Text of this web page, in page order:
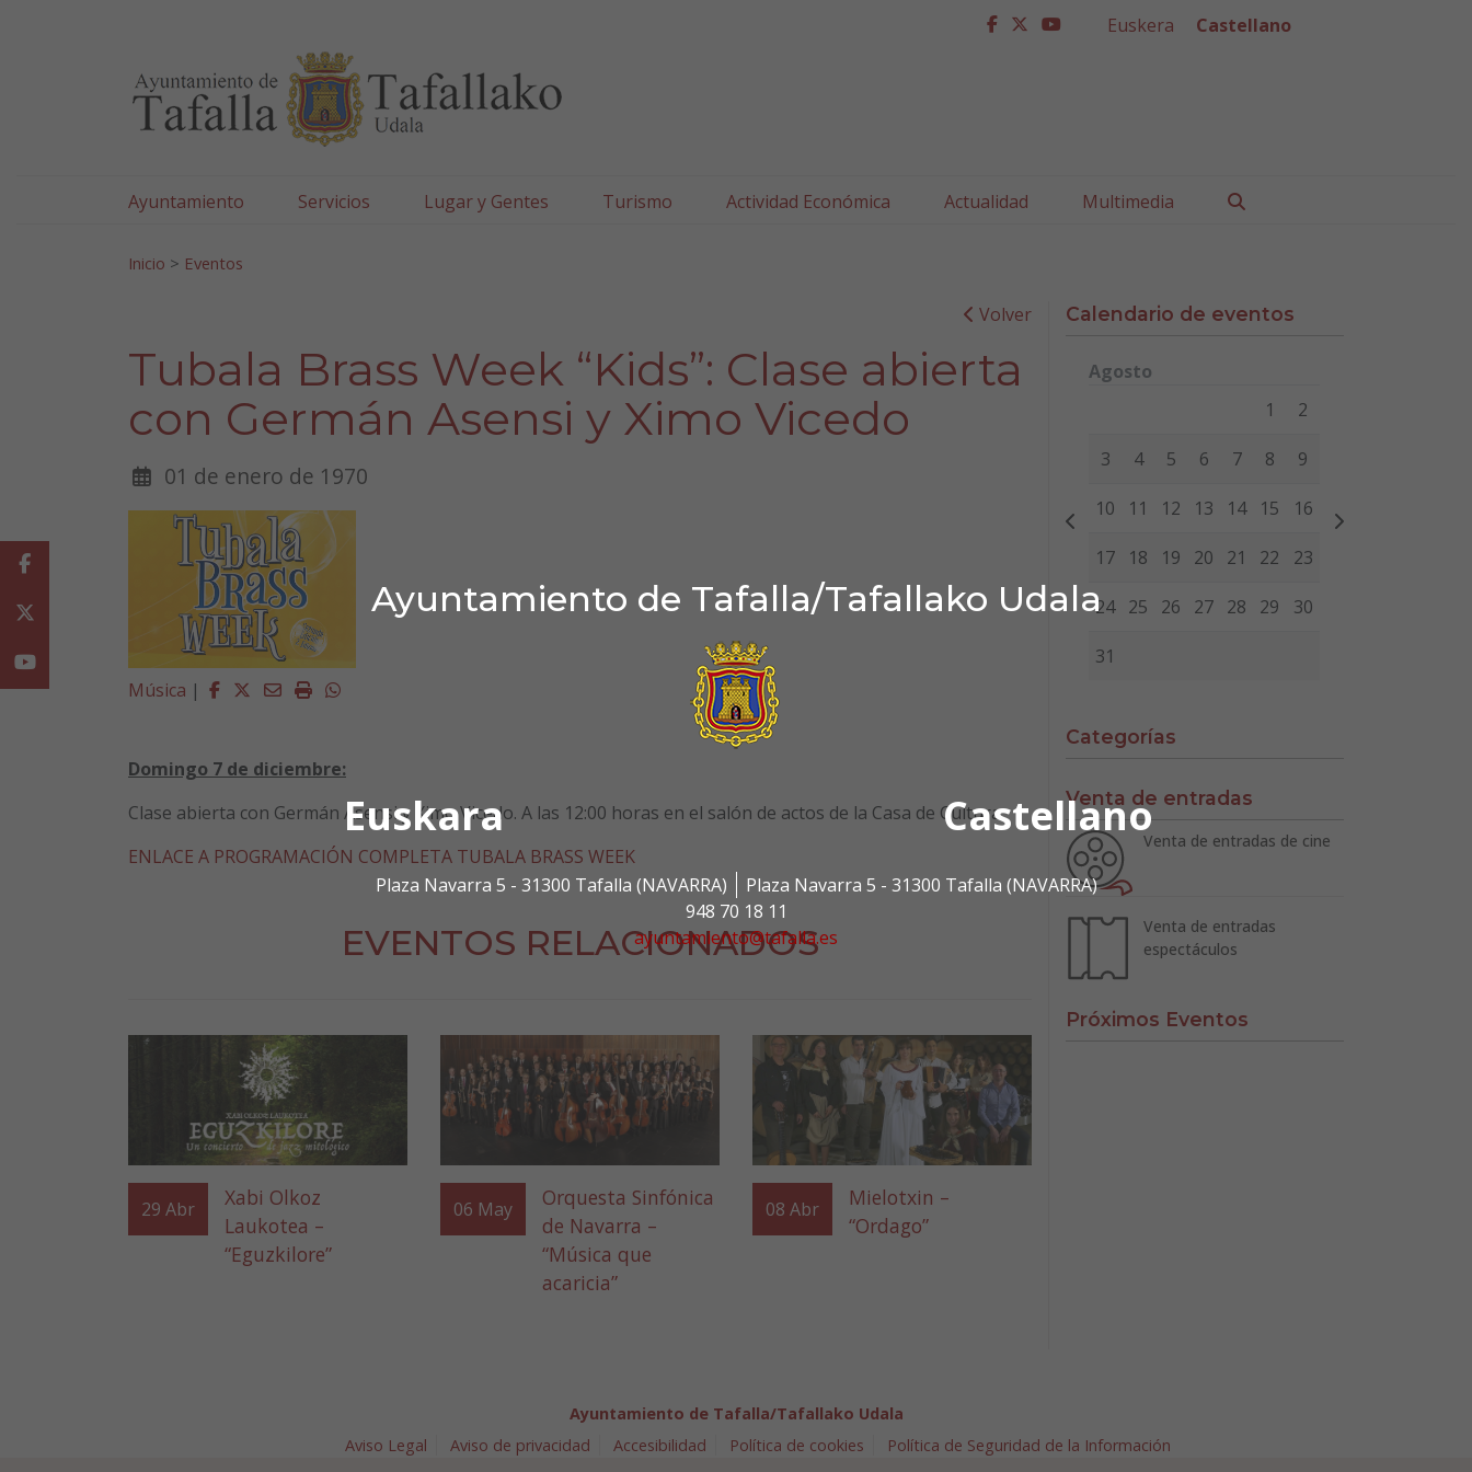
Ayuntamiento de Tafalla/Tafallako Udala
Euskara Castellano
Plaza Navarra 5 - 31300 Tafalla (NAVARRA)
Plaza Navarra 5 - 31300 Tafalla (NAVARRA)
948 70 18 11
ayuntamiento@tafalla.es
facebook
twitter
youtube
Euskera Castellano
Ayuntamiento Servicios Lugar y Gentes Turismo Actividad Económica Actualidad Multimedia
Inicio > Eventos
Volver
Tubala Brass Week “Kids”: Clase abierta
con Germán Asensi y Ximo Vicedo
01 de enero de 1970
Música | Facebook
Twitter
EmailImprimirWhatsapp
Domingo 7 de diciembre:
Clase abierta con Germán Asensi y Ximo Vicedo. A las 12:00 horas en el salón de actos de la Casa de Cultura.
ENLACE A PROGRAMACIÓN COMPLETA TUBALA BRASS WEEK
EVENTOS RELACIONADOS
29 Abr
Xabi Olkoz
Laukotea –
“Eguzkilore”
06 May
Orquesta Sinfónica
de Navarra –
“Música que
acaricia”
08 Abr
Mielotxin –
“Ordago”
Calendario de eventos
Agosto
Miércoles Jueves
1 2
3 4 5 6 7 8 9
10 11 12 13 14 15 16
17 18 19 20 21 22 23
24 25 26 27 28 29 30
31
Categorías
Venta de entradas
Venta de entradas de cine
Venta de entradas
espectáculos
Próximos Eventos
Facebook
Youtube
Ayuntamiento de Tafalla/Tafallako Udala
Aviso Legal
Aviso de privacidad Accesibilidad Política de cookies
Política de Seguridad de la Información